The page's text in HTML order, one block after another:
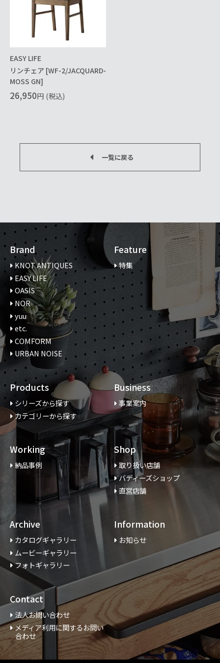
EASY LIFE
リンチェア [WF-2/JACQUARD-
MOSS GN]
26,950円 (税込)
一覧に戻る
Brand
KNOT ANTIQUES
EASY LIFE
OASIS
NOR
yuu
etc.
COMFORM
URBAN NOISE
Feature
特集
Products
シリーズから探す
カテゴリーから探す
Business
事業案内
Working
納品事例
Shop
取り扱い店舗
バディーズショップ
直営店舗
Archive
カタログギャラリー
ムービーギャラリー
フォトギャラリー
Information
お知らせ
Contact
法人お問い合わせ
メディア利用に関するお問い
合わせ